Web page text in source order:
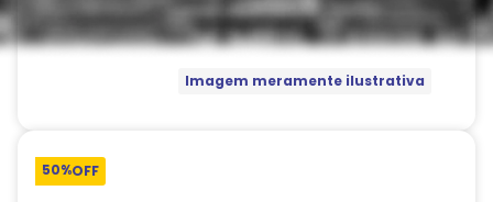
Imagem meramente ilustrativa
50%OFF